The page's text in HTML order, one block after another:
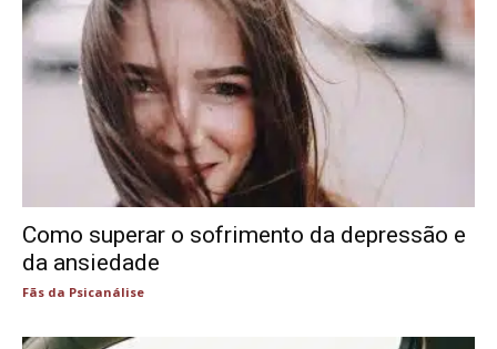
Como superar o sofrimento da depressão e
da ansiedade
Fãs da Psicanálise